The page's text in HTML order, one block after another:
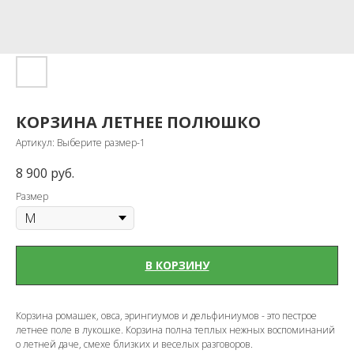
КОРЗИНА ЛЕТНЕЕ ПОЛЮШКО
Артикул: Выберите размер-1
8 900 руб.
Размер
В КОРЗИНУ
Корзина ромашек, овса, эрингиумов и дельфиниумов - это пестрое
летнее поле в лукошке. Корзина полна теплых нежных воспоминаний
о летней даче, смехе близких и веселых разговоров.